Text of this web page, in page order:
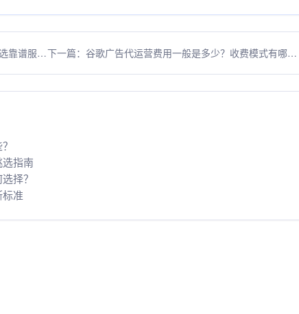
靠谱服务下一篇：谷歌广告代运营费用一般是多少？收费模式有哪
指南
择？
准